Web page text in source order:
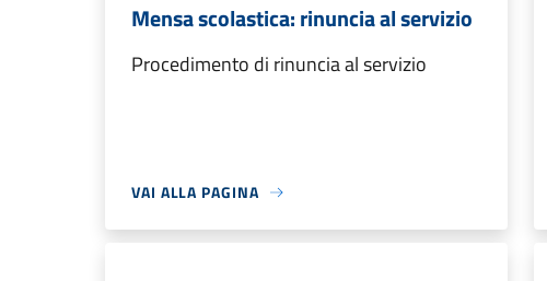
Mensa scolastica: rinuncia al servizio
Procedimento di rinuncia al servizio
VAI ALLA PAGINA